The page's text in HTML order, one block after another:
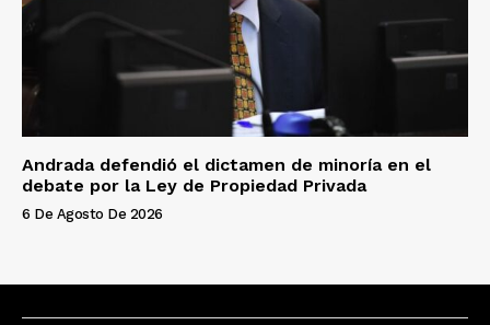
Andrada defendió el dictamen de minoría en el
debate por la Ley de Propiedad Privada
6 De Agosto De 2026